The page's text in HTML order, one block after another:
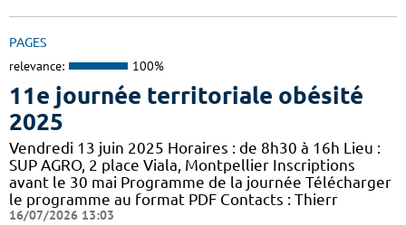
PAGES
relevance: 100%
11e journée territoriale obésité
2025
Vendredi 13 juin 2025 Horaires : de 8h30 à 16h Lieu :
SUP AGRO, 2 place Viala, Montpellier Inscriptions
avant le 30 mai Programme de la journée Télécharger
le programme au format PDF Contacts : Thierr
16/07/2026 13:03